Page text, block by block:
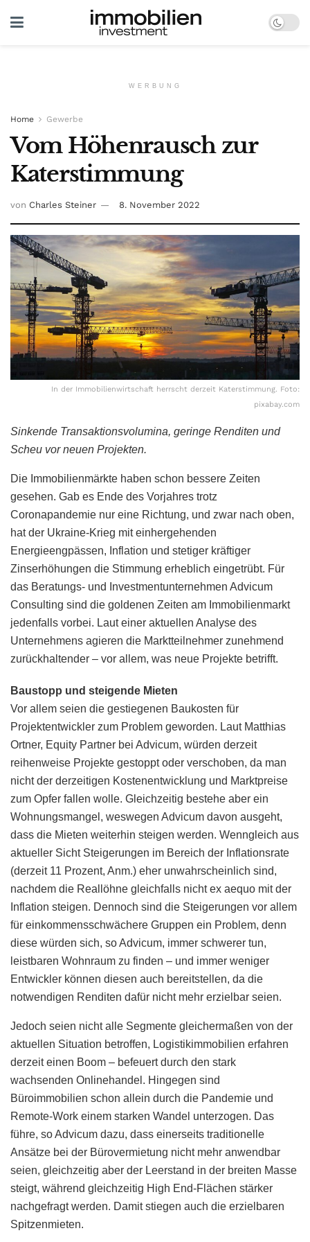
WERBUNG
Home Gewerbe
Vom Höhenrausch zur
Katerstimmung
von Charles Steiner 8. November 2022
In der Immobilienwirtschaft herrscht derzeit Katerstimmung. Foto:
pixabay.com
Sinkende Transaktionsvolumina, geringe Renditen und
Scheu vor neuen Projekten.
Die Immobilienmärkte haben schon bessere Zeiten
gesehen. Gab es Ende des Vorjahres trotz
Coronapandemie nur eine Richtung, und zwar nach oben,
hat der Ukraine-Krieg mit einhergehenden
Energieengpässen, Inflation und stetiger kräftiger
Zinserhöhungen die Stimmung erheblich eingetrübt. Für
das Beratungs- und Investmentunternehmen Advicum
Consulting sind die goldenen Zeiten am Immobilienmarkt
jedenfalls vorbei. Laut einer aktuellen Analyse des
Unternehmens agieren die Marktteilnehmer zunehmend
zurückhaltender – vor allem, was neue Projekte betrifft.
Baustopp und steigende Mieten
Vor allem seien die gestiegenen Baukosten für
Projektentwickler zum Problem geworden. Laut Matthias
Ortner, Equity Partner bei Advicum, würden derzeit
reihenweise Projekte gestoppt oder verschoben, da man
nicht der derzeitigen Kostenentwicklung und Marktpreise
zum Opfer fallen wolle. Gleichzeitig bestehe aber ein
Wohnungsmangel, weswegen Advicum davon ausgeht,
dass die Mieten weiterhin steigen werden. Wenngleich aus
aktueller Sicht Steigerungen im Bereich der Inflationsrate
(derzeit 11 Prozent, Anm.) eher unwahrscheinlich sind,
nachdem die Reallöhne gleichfalls nicht ex aequo mit der
Inflation steigen. Dennoch sind die Steigerungen vor allem
für einkommensschwächere Gruppen ein Problem, denn
diese würden sich, so Advicum, immer schwerer tun,
leistbaren Wohnraum zu finden – und immer weniger
Entwickler können diesen auch bereitstellen, da die
notwendigen Renditen dafür nicht mehr erzielbar seien.
Jedoch seien nicht alle Segmente gleichermaßen von der
aktuellen Situation betroffen, Logistikimmobilien erfahren
derzeit einen Boom – befeuert durch den stark
wachsenden Onlinehandel. Hingegen sind
Büroimmobilien schon allein durch die Pandemie und
Remote-Work einem starken Wandel unterzogen. Das
führe, so Advicum dazu, dass einerseits traditionelle
Ansätze bei der Bürovermietung nicht mehr anwendbar
seien, gleichzeitig aber der Leerstand in der breiten Masse
steigt, während gleichzeitig High End-Flächen stärker
nachgefragt werden. Damit stiegen auch die erzielbaren
Spitzenmieten.